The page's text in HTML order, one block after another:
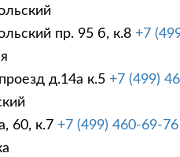
пр. 95 б, к.8 +7
д.14а к.5 +7 (499)
60, к.7 +7 (499) 460-69-76